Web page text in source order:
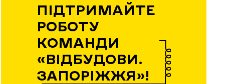
ПІДТРИМАЙТЕ
РОБОТУ
КОМАНДИ
«ВІДБУДОВИ.
ЗАПОРІЖЖЯ»!